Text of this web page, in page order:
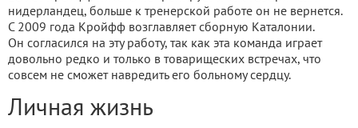
нидерландец, больше к тренерской работе он не вернется.
С 2009 года Кройфф возглавляет сборную Каталонии.
Он согласился на эту работу, так как эта команда играет
довольно редко и только в товарищеских встречах, что
совсем не сможет навредить его больному сердцу.
Личная жизнь